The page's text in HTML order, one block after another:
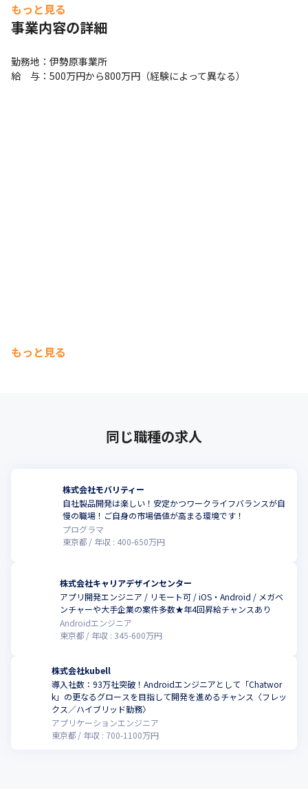
もっと見る
事業内容の詳細
勤務地：伊勢原事業所
給　与：500万円から800万円（経験によって異なる）
もっと見る
同じ職種の求人
株式会社モバリティー
自社製品開発は楽しい！安定かつワークライフバランスが自
慢の職場！ご自身の市場価値が高まる環境です！
プログラマ
東京都
年収 : 400-650万円
株式会社キャリアデザインセンター
アプリ開発エンジニア / リモート可 / iOS・Android / メガベ
ンチャーや大手企業の案件多数★年4回昇給チャンスあり
Androidエンジニア
東京都
年収 : 345-600万円
株式会社kubell
導入社数：93万社突破！Androidエンジニアとして「Chatwor
k」の更なるグロースを目指して開発を進めるチャンス〈フレッ
クス／ハイブリッド勤務〉
アプリケーションエンジニア
東京都
年収 : 700-1100万円